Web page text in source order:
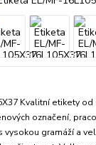
Kvalitní etikety
označení,
vysokou gramáží a